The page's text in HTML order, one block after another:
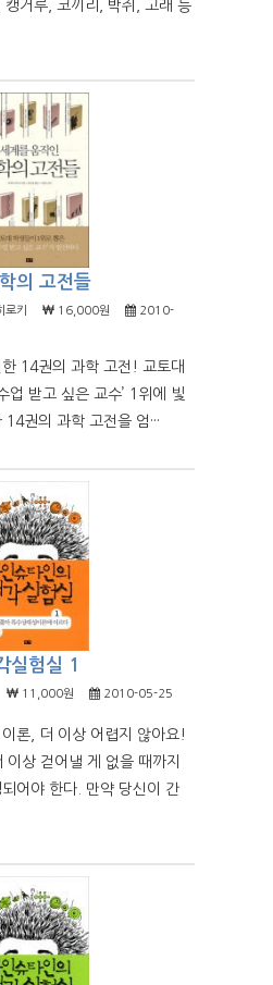
캥거루, 코끼리, 박쥐, 고래 등
의 고전들
로키 16,000원
2010-
14권의 과학 고전! 교토대
업 받고 싶은 교수’ 1위에 빛
권의 과학 고전을 엄···
실험실 1
11,000원 2010-05-25
론, 더 이상 어렵지 않아요!
이상 걷어낼 게 없을 때까지
어야 한다. 만약 당신이 간